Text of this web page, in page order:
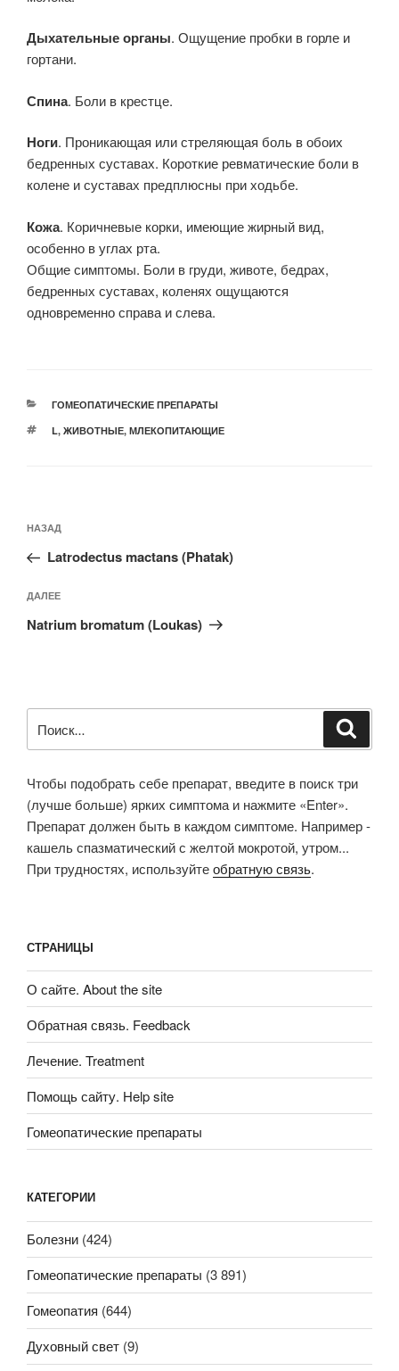
Дыхательные органы. Ощущение пробки в горле и
гортани.
Спина. Боли в крестце.
Ноги. Проникающая или стреляющая боль в обоих
бедренных суставах. Короткие ревматические боли в
колене и суставах предплюсны при ходьбе.
Кожа. Коричневые корки, имеющие жирный вид,
особенно в углах рта.
Общие симптомы. Боли в груди, животе, бедрах,
бедренных суставах, коленях ощущаются
одновременно справа и слева.
РУБРИКИ
ГОМЕОПАТИЧЕСКИЕ ПРЕПАРАТЫ
МЕТКИ
L, ЖИВОТНЫЕ, МЛЕКОПИТАЮЩИЕ
по
записям
Предыдущая
запись:
НАЗАД
Latrodectus mactans (Phatak)
Следующая
запись
ДАЛЕЕ
Natrium bromatum (Loukas)
Чтобы подобрать себе препарат, введите в поиск три
(лучше больше) ярких симптома и нажмите «Enter».
Препарат должен быть в каждом симптоме. Например -
кашель спазматический с желтой мокротой, утром...
При трудностях, используйтеобратную связь.
СТРАНИЦЫ
О сайте. About the site
Обратная связь. Feedback
Лечение. Treatment
Помощь сайту. Help site
Гомеопатические препараты
КАТЕГОРИИ
Болезни (424)
Гомеопатические препараты (3 891)
Гомеопатия (644)
Духовный свет (9)